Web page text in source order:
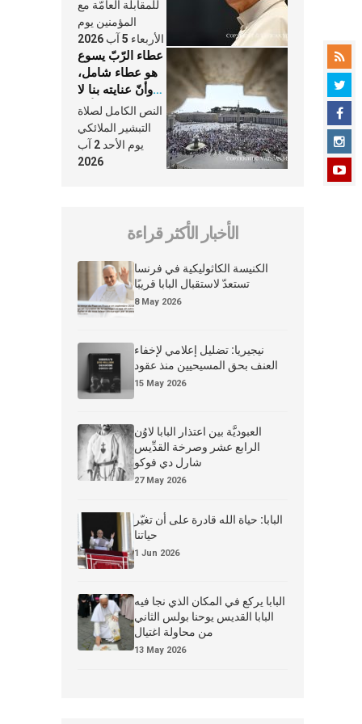
الكنيسة
للمقابلة العامّة مع
المؤمنين يوم
الأربعاء 5 آب 2026
عطاء الرّبّ يسوع
هو عطاء شامل،
وأنّ عنايته بنا لا
تغيب عنّا أبدًا
النص الكامل لصلاة
التبشير الملائكي
يوم الأحد 2 آب
2026
الأخبار الأكثر قراءة
الكنيسة الكاثوليكية في فرنسا
تستعدّ لاستقبال البابا قريبًا
8 May 2026
نيجيريا: تضليل إعلامي لإخفاء
العنف بحق المسيحيين منذ عقود
15 May 2026
العبوديَّة بين اعتذار البابا لاوُن
الرابع عشر وصرخة القدِّيس
شارل دي فوكو
27 May 2026
البابا: حياة الله قادرة على أن تغيّر
حياتنا
1 Jun 2026
البابا يركع في المكان الذي نجا فيه
البابا القديس يوحنا بولس الثاني
من محاولة اغتيال
13 May 2026